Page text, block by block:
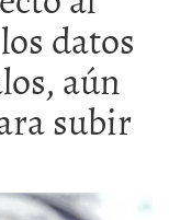
datos
aún
subir